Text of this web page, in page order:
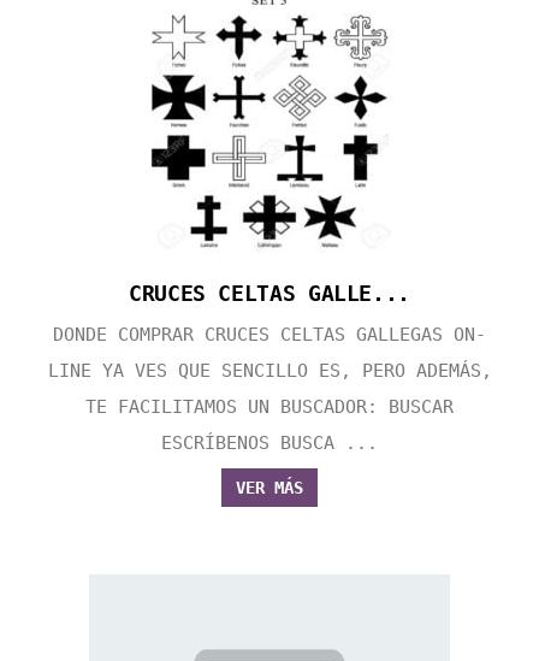
CRUCES CELTAS GALLE...
DONDE COMPRAR CRUCES CELTAS GALLEGAS ON-
LINE YA VES QUE SENCILLO ES, PERO ADEMÁS,
TE FACILITAMOS UN BUSCADOR: BUSCAR
ESCRÍBENOS BUSCA ...
VER MÁS